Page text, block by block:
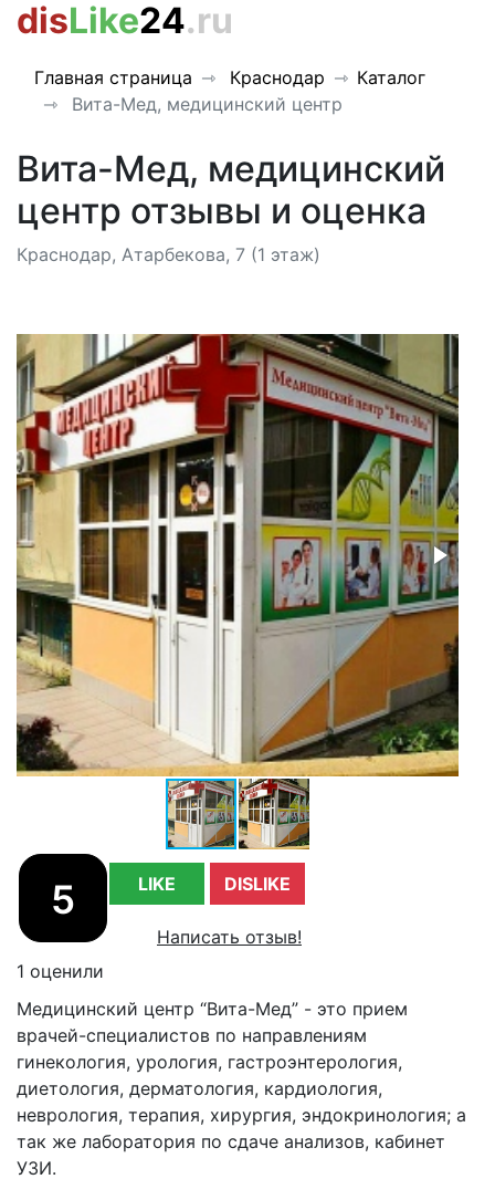
disLike24.ru
Главная страница Краснодар
Каталог
Вита-Мед, медицинский центр
Вита-Мед, медицинский
центр отзывы и оценка
Краснодар, Атарбекова, 7 (1 этаж)
5 LIKE DISLIKE
Написать отзыв!
1 оценили
Медицинский центр “Вита-Мед” - это прием
врачей-специалистов по направлениям
гинекология, урология, гастроэнтерология,
диетология, дерматология, кардиология,
неврология, терапия, хирургия, эндокринология; а
так же лаборатория по сдаче анализов, кабинет
УЗИ.